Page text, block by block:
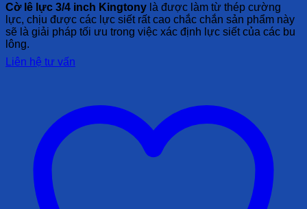
Cờ lê lực 3/4 inch Kingtony là được làm từ thép cường
lực, chịu được các lực siết rất cao chắc chắn sản phẩm này
sẽ là giải pháp tối ưu trong việc xác định lực siết của các bu
lông.
Liên hệ tư vấn